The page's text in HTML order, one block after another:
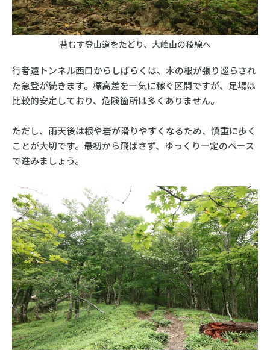
苔むす登山道をたどり、大峰山の稜線へ
行者還トンネル西口からしばらくは、木の根が張り巡らされ
た急登が続きます。標高差を一気に稼ぐ区間ですが、足場は
比較的安定しており、危険箇所は多くありません。
ただし、雨天後は根や岩が滑りやすくなるため、慎重に歩く
ことが大切です。最初から飛ばさず、ゆっくり一定のペース
で進みましょう。